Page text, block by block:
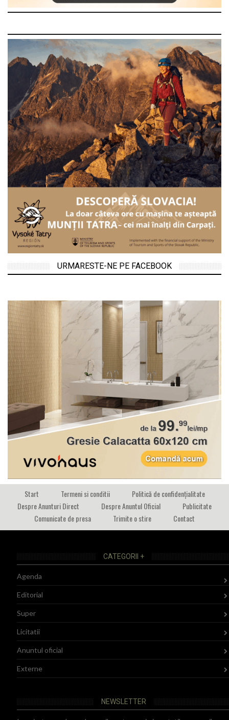
URMARESTE-NE PE FACEBOOK
Start Termeni si conditii
Politică de confidențialitate
Despre Anunturi Direct
Despre Anuntul Oficial
Publicitate
Comunicate de presa
Trimite o stire Contact
CATEGORII +
Agenda
Editorial
Super
Licitatii
Anuntul oficial
Externe
NEWSLETTER